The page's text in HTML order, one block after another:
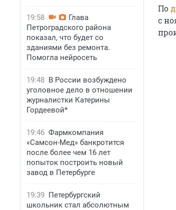
19:58
Глава
Петроградского района
показал, что будет со
зданиями без ремонта.
Помогла нейросеть
19:48 В России возбуждено
уголовное дело в отношении
журналистки Катерины
Гордеевой*
19:46 Фармкомпания
«Самсон-Мед» банкротится
после более чем 16 лет
попыток построить новый
завод в Петербурге
19:39 Петербургский
школьник стал абсолютным
По
с